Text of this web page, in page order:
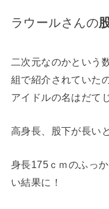
ラウールさんの
二次元なのかという
組で紹介されていた
アイドルの名はだて
高身長、股下が長い
身長175ｃｍのふっ
い結果に！